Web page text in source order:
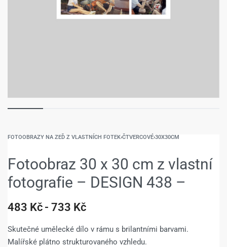
FOTOOBRAZY NA ZEĎ Z VLASTNÍCH FOTEK›ČTVERCOVÉ›30X30CM
Fotoobraz 30 x 30 cm z vlastní
fotografie – DESIGN 438 –
483 Kč 733 Kč
Skutečné umělecké dílo v rámu s brilantními barvami.
Malířské plátno strukturovaného vzhledu.